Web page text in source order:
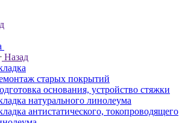
Назад
старых покрытий
основания, устройство стяжки
натурального линолеума
антистатического, токопроводящего